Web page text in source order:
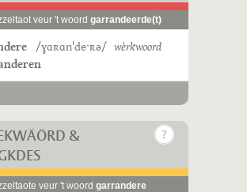
veur 't woord garrandeerde(t)
/ɣɑʀɑnˈdeˑʀə/ wèrkwoord
&
veur 't woord garrandere